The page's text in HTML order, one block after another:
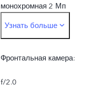
монохромная 2 Мп
* Количество пикселей
может отличаться в
разных режимах работы
Узнать больше
Фронтальная камера:
f/2.0